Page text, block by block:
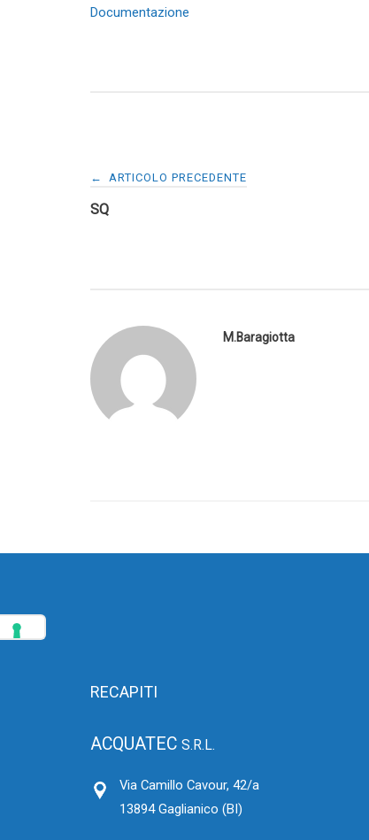
Documentazione
Navigazione
articoli
← ARTICOLO PRECEDENTE
SQ
M.Baragiotta
RECAPITI
ACQUATEC S.R.L.
Via Camillo Cavour, 42/a
13894 Gaglianico (BI)